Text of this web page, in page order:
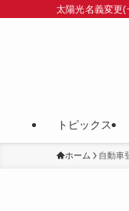
太陽光名義変更
トピックス
ホーム 自動車